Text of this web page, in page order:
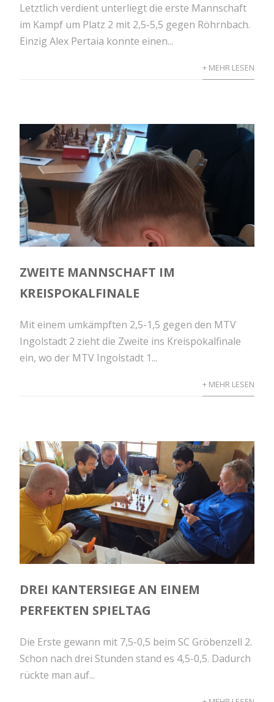
Letztlich verdient unterliegt die erste Mannschaft
im Kampf um Platz 2 mit 2,5-5,5 gegen Röhrnbach.
Einzig Alex Pertaia konnte einen...
+ MEHR LESEN
ZWEITE MANNSCHAFT IM
KREISPOKALFINALE
Mit einem umkämpften 2,5-1,5 gegen den MTV
Ingolstadt 2 zieht die Zweite ins Kreispokalfinale
ein, wo der MTV Ingolstadt 1...
+ MEHR LESEN
DREI KANTERSIEGE AN EINEM
PERFEKTEN SPIELTAG
Die Erste gewann mit 7,5-0,5 beim SC Gröbenzell 2.
Schon nach drei Stunden stand es 4,5-0,5. Dadurch
rückte man auf...